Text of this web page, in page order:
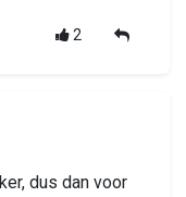
2
dus dan voor